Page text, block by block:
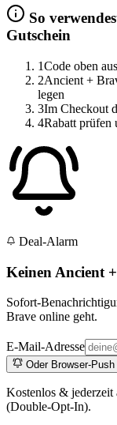
So
Gutschein
1Code oben
2Ancient +
legen
3Im Checkout
4Rabatt prüfen
Deal-Alarm
Keinen Ancient
Sofort-
Brave online geht.
E-Mail-Adresse
Oder Browser-
Kostenlos & jederzeit
(Double-Opt-In).